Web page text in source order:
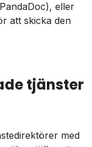
eller
att skicka den
tjänster
med